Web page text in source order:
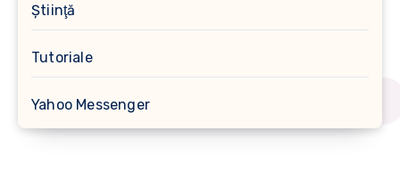
Ştiinţă
Tutoriale
Yahoo Messenger